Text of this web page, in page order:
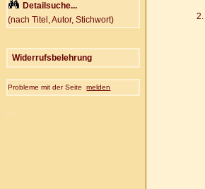
Detailsuche...
(nach Titel, Autor, Stichwort)
Widerrufsbelehrung
Probleme mit der Seite melden